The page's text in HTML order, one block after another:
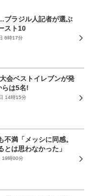
ブラジル人記者が選ぶ
スト10
6時17分
会ベストイレブンが発
らは5名!
14時15分
満「メッシに同感。
とは思わなかった」
19時00分